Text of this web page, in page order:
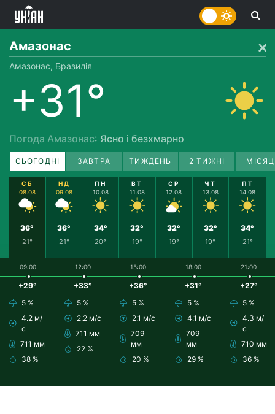
Амазонас
Амазонас, Бразилія
+31°
Погода Амазонас: Ясно і безхмарно
СЬОГОДНІ ЗАВТРА ТИЖДЕНЬ 2 ТИЖНІ
СБ
08.08
36°
21°
НД
09.08
36°
21°
ПН
10.08
34°
20°
ВТ
11.08
32°
19°
СР
12.08
32°
19°
ЧТ
13.08
32°
19°
ПТ
14.08
34°
21°
09:00
+29°
5 %
4.2 м/
с
711 мм
38 %
12:00
+33°
5 %
2.2 м/с
711 мм
22 %
15:00
+36°
5 %
2.1 м/с
709
мм
20 %
18:00
+31°
5 %
4.1 м/с
709
мм
29 %
21:00
+27°
5 %
4.3 м/
с
710 мм
36 %